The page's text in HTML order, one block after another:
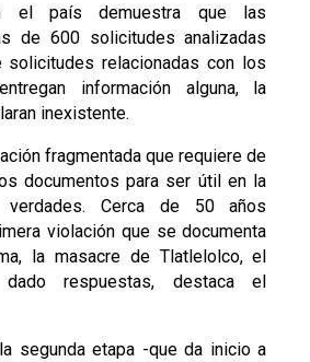
el país demuestra que las
de 600 solicitudes analizadas
relacionadas con los
información alguna, la
inexistente.
fragmentada que requiere de
documentos para ser útil en la
verdades. Cerca de 50 años
violación que se documenta
la masacre de Tlatlelolco, el
respuestas, destaca el
segunda etapa -que da inicio a